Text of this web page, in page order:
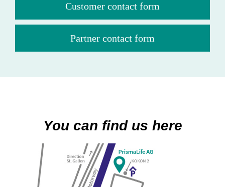
Customer contact form
Partner contact form
You can find us here